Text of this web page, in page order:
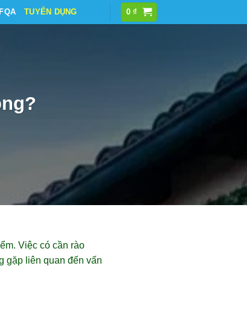
FQA TUYỂN DỤNG 0₫
Việc có cần rào
gặp liên quan đến vấn